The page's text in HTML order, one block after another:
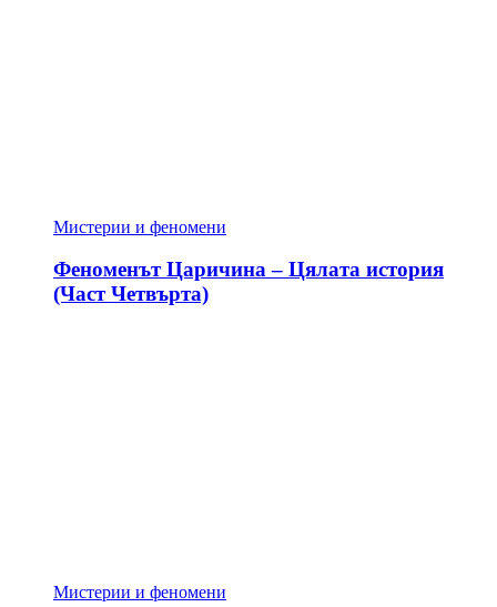
Мистерии и феномени
Феноменът Царичина – Цялата история
(Част Четвърта)
Мистерии и феномени